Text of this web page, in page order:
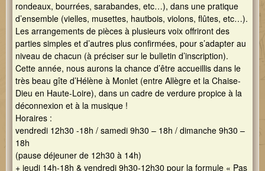
rondeaux, bourrées, sarabandes, etc…), dans une pratique
d’ensemble (vielles, musettes, hautbois, violons, flûtes, etc…).
Les arrangements de pièces à plusieurs voix offriront des
parties simples et d’autres plus confirmées, pour s’adapter au
niveau de chacun (à préciser sur le bulletin d’inscription).
Cette année, nous aurons la chance d’être accueillis dans le
très beau gîte d’Hélène à Monlet (entre Allègre et la Chaise-
Dieu en Haute-Loire), dans un cadre de verdure propice à la
déconnexion et à la musique !
Horaires :
vendredi 12h30 -18h / samedi 9h30 – 18h / dimanche 9h30 –
18h
(pause déjeuner de 12h30 à 14h)
+ jeudi 14h-18h & vendredi 9h30-12h30 pour la formule « Pas